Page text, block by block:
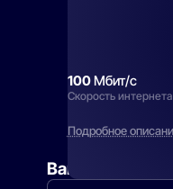
100Мбит/с
Скорость интернета
Подробное
Вам могут